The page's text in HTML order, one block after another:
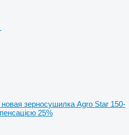
новая зерносушилка Agro Star 150-
25%